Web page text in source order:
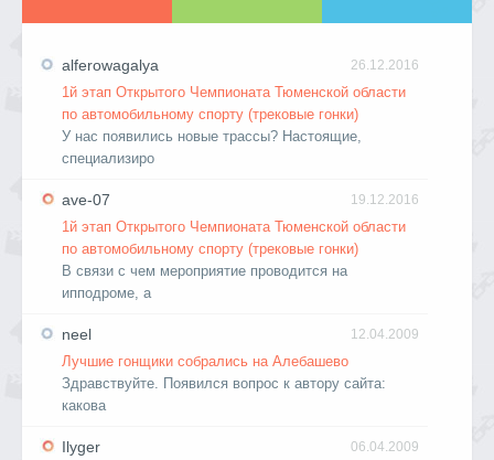
26.12.2016
alferowagalya
1й этап Открытого Чемпионата Тюменской области
по автомобильному спорту (трековые гонки)
У нас появились новые трассы? Настоящие,
специализиро
19.12.2016
ave-07
1й этап Открытого Чемпионата Тюменской области
по автомобильному спорту (трековые гонки)
В связи с чем мероприятие проводится на
ипподроме, а
12.04.2009
neel
Лучшие гонщики собрались на Алебашево
Здравствуйте. Появился вопрос к автору сайта:
какова
06.04.2009
Ilyger